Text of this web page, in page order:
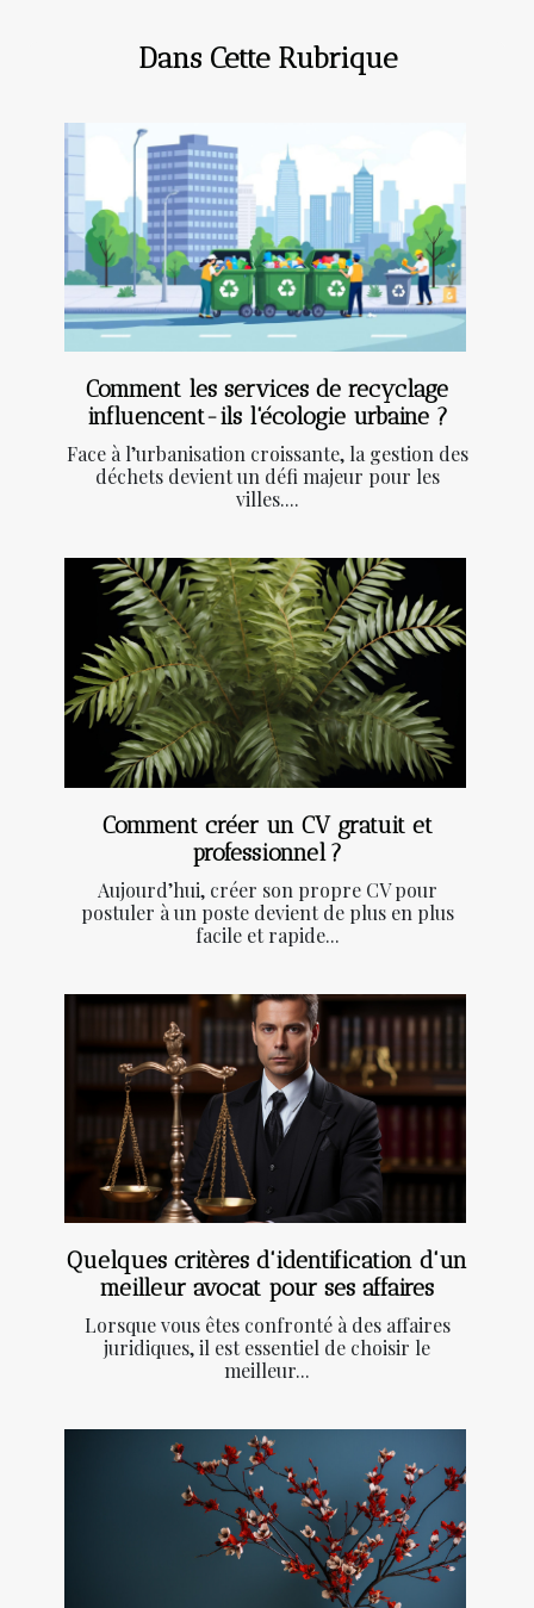
Dans Cette Rubrique
Comment les services de recyclage
influencent-ils l'écologie urbaine ?
Face à l’urbanisation croissante, la gestion des
déchets devient un défi majeur pour les
villes....
Comment créer un CV gratuit et
professionnel ?
Aujourd’hui, créer son propre CV pour
postuler à un poste devient de plus en plus
facile et rapide...
Quelques critères d'identification d'un
meilleur avocat pour ses affaires
Lorsque vous êtes confronté à des affaires
juridiques, il est essentiel de choisir le
meilleur...